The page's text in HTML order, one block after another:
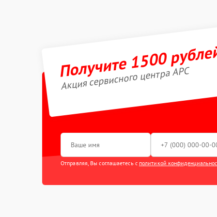
Получите 1500
Акция сервисного центра APC
Отправляя, Вы соглашаетесь с политикой